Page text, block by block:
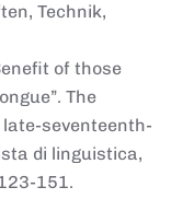
Technik,
of those
The
seventeenth-
di linguistica,
151.